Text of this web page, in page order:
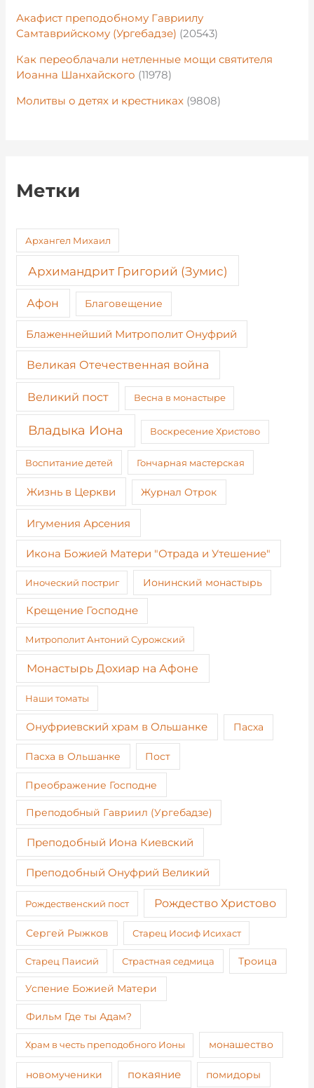
Акафист преподобному Гавриилу
Самтаврийскому (Ургебадзе) (20543)
Как переоблачали нетленные мощи святителя
Иоанна Шанхайского (11978)
Молитвы о детях и крестниках (9808)
Метки
Архангел Михаил
Архимандрит Григорий (Зумис)
Афон Благовещение
Блаженнейший Митрополит Онуфрий
Великая Отечественная война
Великий пост Весна в монастыре
Владыка Иона Воскресение Христово
Воспитание детей Гончарная мастерская
Жизнь в Церкви Журнал Отрок
Игумения Арсения
Икона Божией Матери "Отрада и Утешение"
Иноческий постриг Ионинский монастырь
Крещение Господне
Митрополит Антоний Сурожский
Монастырь Дохиар на Афоне
Наши томаты
Онуфриевский храм в Ольшанке Пасха
Пасха в Ольшанке Пост
Преображение Господне
Преподобный Гавриил (Ургебадзе)
Преподобный Иона Киевский
Преподобный Онуфрий Великий
Рождественский пост Рождество Христово
Сергей Рыжков Старец Иосиф Исихаст
Старец Паисий Страстная седмица Троица
Успение Божией Матери
Фильм Где ты Адам?
Храм в честь преподобного Ионы монашество
новомученики покаяние помидоры